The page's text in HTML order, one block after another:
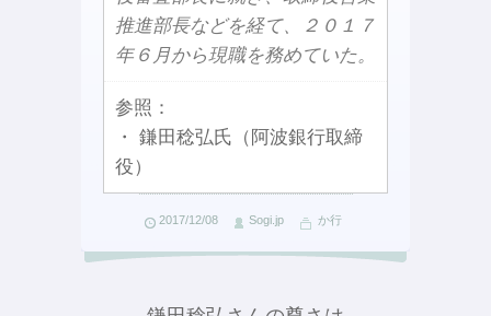
推進部長などを経て、２０１７
年６月から現職を務めていた。
参照：
・ 鎌田稔弘氏（阿波銀行取締
役）
2017/12/08 Sogi.jp か行